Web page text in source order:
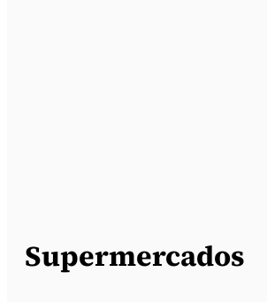
Supermercados